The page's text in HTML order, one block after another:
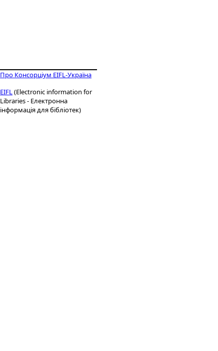
Про Консорціум EIFL-Україна
EIFL(Electronic information for
Libraries - Електронна
інформація для бібліотек)